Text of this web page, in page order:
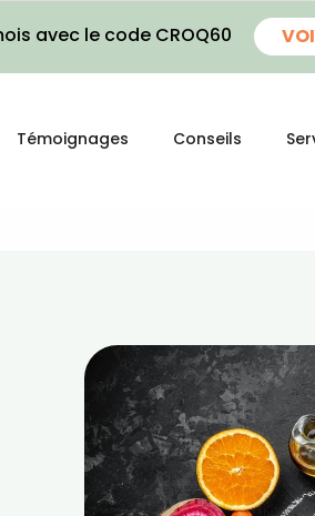
avec le code CROQ60
Témoignages Conseils